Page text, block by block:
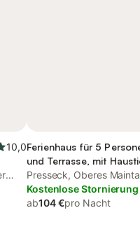
10,0Ferienhaus für 5
und Terrasse, mit
Presseck, Oberes
Land
Kostenlose Stornierung
ab104 €pro Nacht